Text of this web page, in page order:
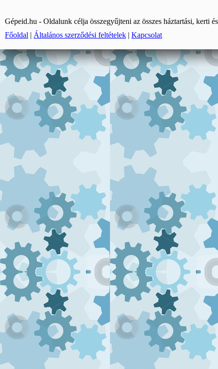
Gépeid.hu - Oldalunk célja összegyűjteni az összes háztartási, kerti
Főoldal | Általános szerződési feltételek | Kapcsolat